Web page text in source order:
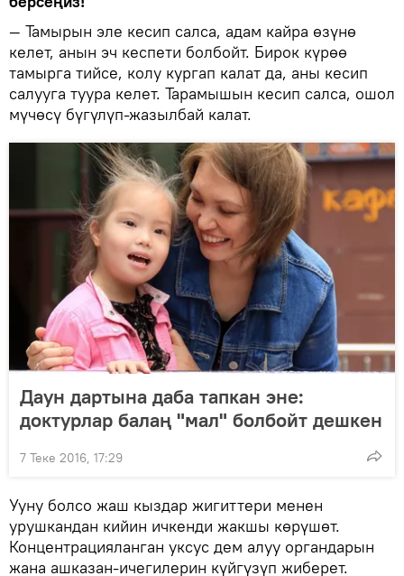
— Тамырын эле кесип салса, адам кайра өзүнө
келет, анын эч кеспети болбойт. Бирок күрөө
тамырга тийсе, колу кургап калат да, аны кесип
салууга туура келет. Тарамышын кесип салса, ошол
мүчөсү бүгүлүп-жазылбай калат.
Даун дартына даба тапкан эне:
доктурлар балаң "мал" болбойт дешкен
7 Теке 2016, 17:29
Ууну болсо жаш кыздар жигиттери менен
урушкандан кийин ичкенди жакшы көрүшөт.
Концентрацияланган уксус дем алуу органдарын
жана ашказан-ичегилерин күйгүзүп жиберет.